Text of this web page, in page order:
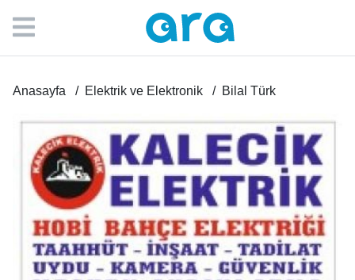
Anasayfa Elektrik ve Elektronik Bilal Türk